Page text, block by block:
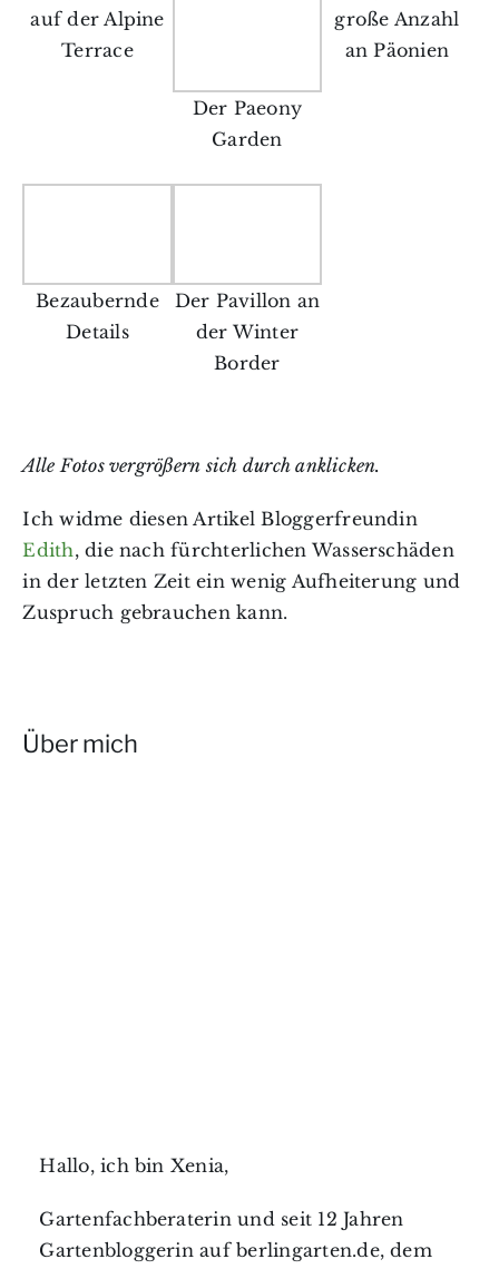
auf der Alpine
Terrace
Der Paeony
Garden
große Anzahl
an Päonien
Bezaubernde
Details
Der Pavillon an
der Winter
Border
Alle Fotos vergrößern sich durch anklicken.
Ich widme diesen Artikel Bloggerfreundin
Edith, die nach fürchterlichen Wasserschäden
in der letzten Zeit ein wenig Aufheiterung und
Zuspruch gebrauchen kann.
Über mich
Hallo, ich bin Xenia,
Gartenfachberaterin und seit 12 Jahren
Gartenbloggerin auf berlingarten.de, dem